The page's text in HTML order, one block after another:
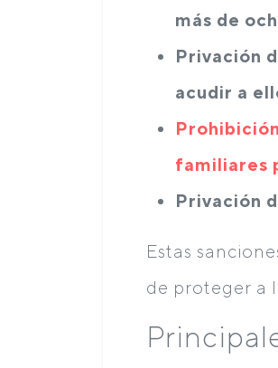
más de
Privación
acudir a
familiares
Privación
Estas
de proteger a